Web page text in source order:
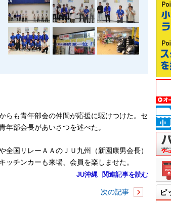
も青年部会の仲間が応援に駆けつけた。セ
年部会長があいさつを述べた。
国リレーＡＡのＪＵ九州（新園康男会長）
チンカーも来場、会員を楽しませた。
JU沖縄 関連記事を読む
次の記事
ピ